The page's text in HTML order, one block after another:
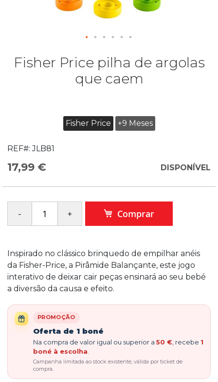
Fisher Price pilha de argolas
que caem
Fisher Price +9 Meses
REF#: JLB81
17,99 € DISPONÍVEL
Comprar
Inspirado no clássico brinquedo de empilhar anéis
da Fisher-Price, a Pirâmide Balançante, este jogo
interativo de deixar cair peças ensinará ao seu bebé
a diversão da causa e efeito.
PROMOÇÃO
Oferta de 1 boné
Na compra de valor igual ou superior a 50 € , recebe 1
boné à escolha
Campanha limitada ao stock existente, válida por ticket de
compra.